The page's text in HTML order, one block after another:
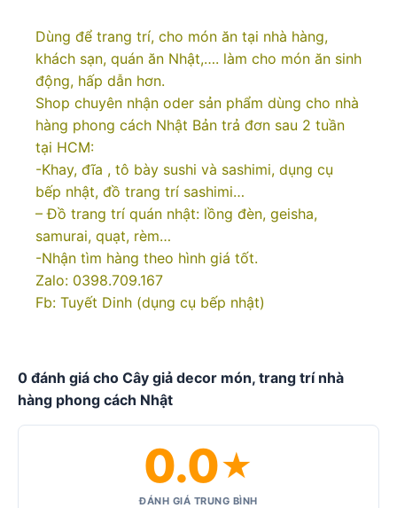
Dùng để trang trí, cho món ăn tại nhà hàng,
khách sạn, quán ăn Nhật,…. làm cho món ăn sinh
động, hấp dẫn hơn.
Shop chuyên nhận oder sản phẩm dùng cho nhà
hàng phong cách Nhật Bản trả đơn sau 2 tuần
tại HCM:
-Khay, đĩa , tô bày sushi và sashimi, dụng cụ
bếp nhật, đồ trang trí sashimi…
– Đồ trang trí quán nhật: lồng đèn, geisha,
samurai, quạt, rèm…
-Nhận tìm hàng theo hình giá tốt.
Zalo: 0398.709.167
Fb: Tuyết Dinh (dụng cụ bếp nhật)
0 đánh giá cho Cây giả decor món, trang trí nhà
hàng phong cách Nhật
0.0★
ĐÁNH GIÁ TRUNG BÌNH